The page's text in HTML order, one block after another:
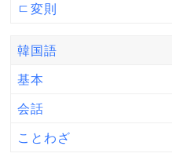
ㄷ変則
韓国語
基本
会話
ことわざ